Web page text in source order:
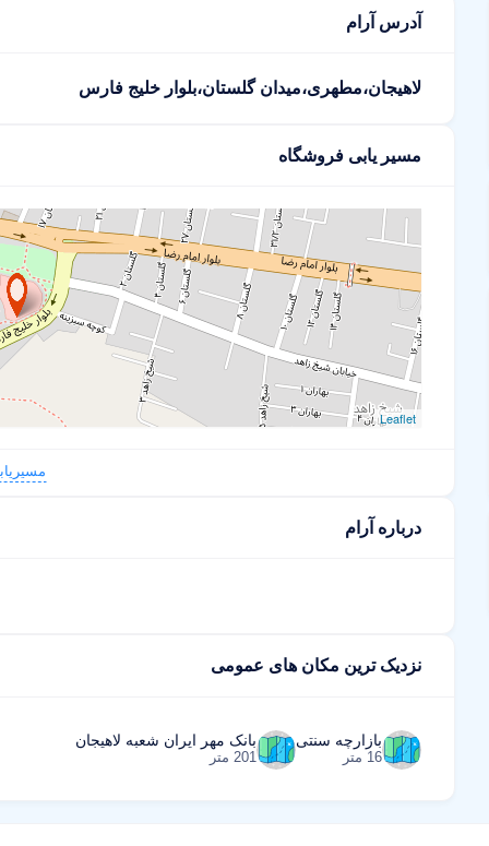
آدرس آرام
لاهیجان،مطهری،میدان گلستان،بلوار خلیج فارس
مسیر یابی فروشگاه
Leaflet
درباره آرام
نزدیک ترین مکان های عمومی
بازارچه سنتی
16 متر
بانک مهر ایران شعبه لاهیجان
201 متر